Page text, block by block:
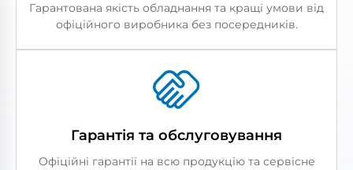
Гарантована якість обладнання та кращі умови від
офіційного виробника без посередників.
Гарантія та обслуговування
Офіційні гарантії на всю продукцію та сервісне